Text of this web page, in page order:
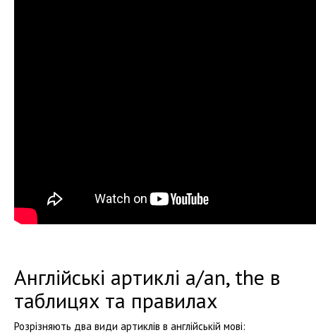
Англійські артиклі a/an, the в
таблицях та правилах
Розрізняють два види артиклів в англійській мові: